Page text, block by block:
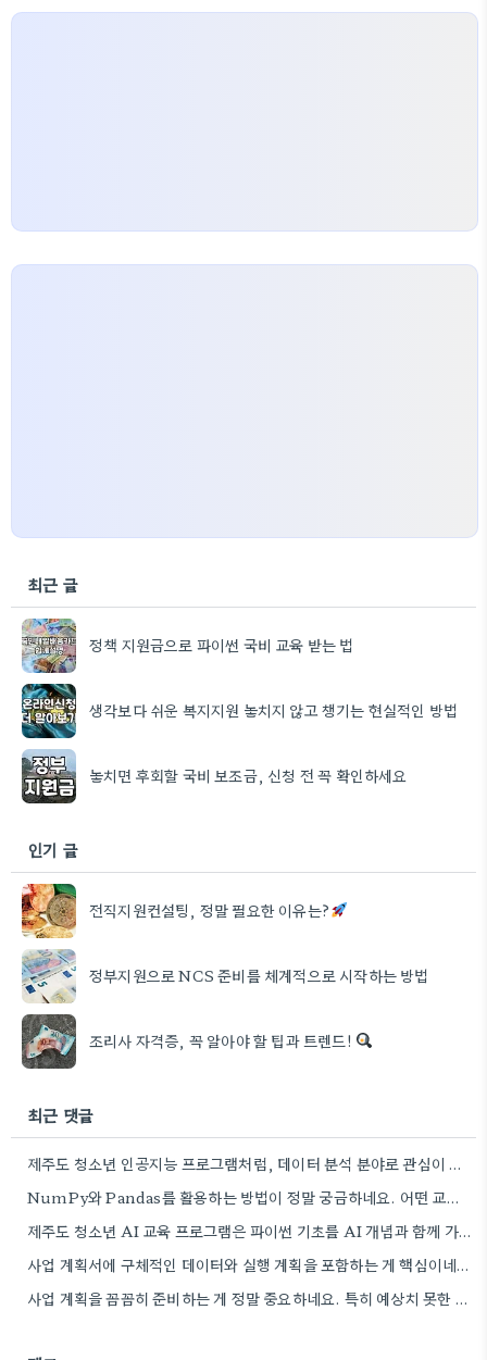
최근 글
정책 지원금으로 파이썬 국비 교육 받는 법
생각보다 쉬운 복지지원 놓치지 않고 챙기는 현실적인 방법
놓치면 후회할 국비 보조금, 신청 전 꼭 확인하세요
인기 글
전직지원컨설팅, 정말 필요한 이유는?
정부지원으로 NCS 준비를 체계적으로 시작하는 방법
조리사 자격증, 꼭 알아야 할 팁과 트렌드!
최근 댓글
제주도 청소년 인공지능 프로그램처럼, 데이터 분석 분야로 관심이 생겨서 오프라인 학원 정보 좀 더 찾아봐야겠네요.
NumPy와 Pandas를 활용하는 방법이 정말 궁금하네요. 어떤 교육 과정에서 좀 더 자세히 다루는지 알려주실 수…
제주도 청소년 AI 교육 프로그램은 파이썬 기초를 AI 개념과 함께 가르치는 방식이 흥미롭네요. 특히 인공지능…
사업 계획서에 구체적인 데이터와 실행 계획을 포함하는 게 핵심이네요. 제가 비슷한 경험이 있어서, 단순히 아이디어를…
사업 계획을 꼼꼼히 준비하는 게 정말 중요하네요. 특히 예상치 못한 지출 때문에 어려움을 겪는 경우도…